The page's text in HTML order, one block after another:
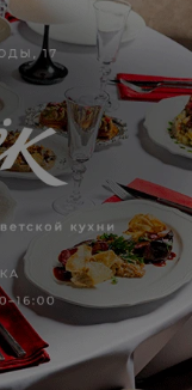
числе по
в